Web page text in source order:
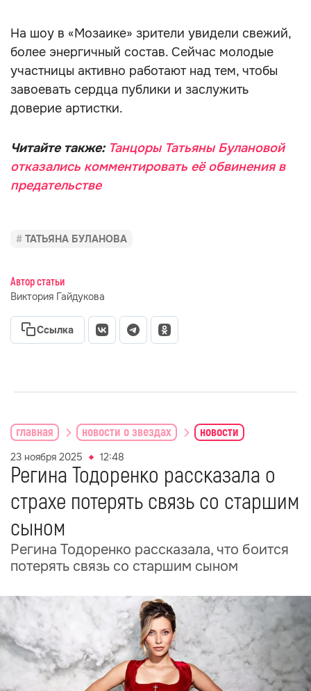
На шоу в «Мозаике» зрители увидели свежий,
более энергичный состав. Сейчас молодые
участницы активно работают над тем, чтобы
завоевать сердца публики и заслужить
доверие артистки.
Читайте также: Танцоры Татьяны Булановой
отказались комментировать её обвинения в
предательстве
ТАТЬЯНА БУЛАНОВА
Автор статьи
Виктория Гайдукова
Ссылка
главная новости о звездах новости
23 ноября 2025 12:48
Регина Тодоренко рассказала о
страхе потерять связь со старшим
сыном
Регина Тодоренко рассказала, что боится
потерять связь со старшим сыном